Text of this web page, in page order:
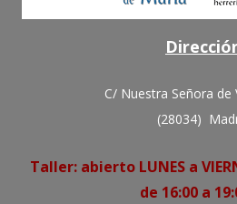
C/ Nuestra Señora de
(28034)
Taller: abierto LUNES a
de 16:00 a